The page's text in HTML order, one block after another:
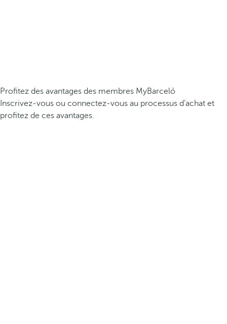
Profitez des avantages des membres MyBarceló
Inscrivez-vous ou connectez-vous au processus d’achat et
profitez de ces avantages.